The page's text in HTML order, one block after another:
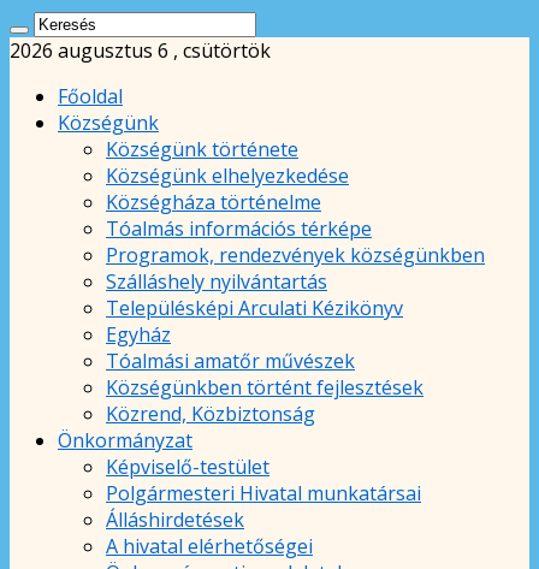
2026 augusztus 6 , csütörtök
Főoldal
Községünk
Községünk története
Községünk elhelyezkedése
Községháza történelme
Tóalmás információs térképe
Programok, rendezvények községünkben
Szálláshely nyilvántartás
Településképi Arculati Kézikönyv
Egyház
Tóalmási amatőr művészek
Községünkben történt fejlesztések
Közrend, Közbiztonság
Önkormányzat
Képviselő-testület
Polgármesteri Hivatal munkatársai
Álláshirdetések
A hivatal elérhetőségei